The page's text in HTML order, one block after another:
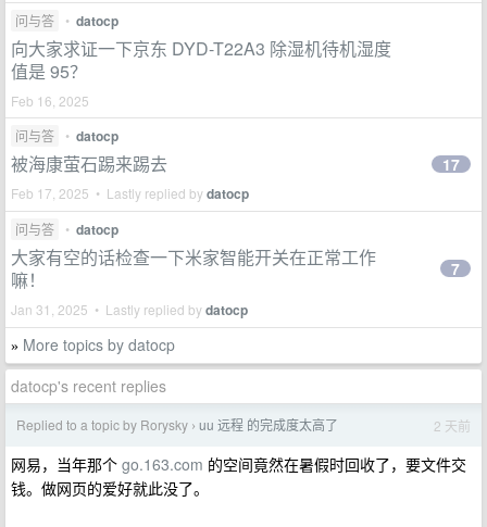
问与答 • datocp
向大家求证一下京东 DYD-T22A3 除湿机待机湿度
值是 95？
Feb 16, 2025
问与答
• datocp
被海康萤石踢来踢去
Feb 17, 2025 • Lastly replied bydatocp
17
问与答 • datocp
大家有空的话检查一下米家智能开关在正常工作
嘛！
Jan 31, 2025 • Lastly replied bydatocp
7
» More topics by datocp
datocp's recent replies
Replied to a topic by Rorysky › uu 远程 的完成度太高了 2 天前
网易，当年那个 go.163.com 的空间竟然在暑假时回收了，要文件交
钱。做网页的爱好就此没了。